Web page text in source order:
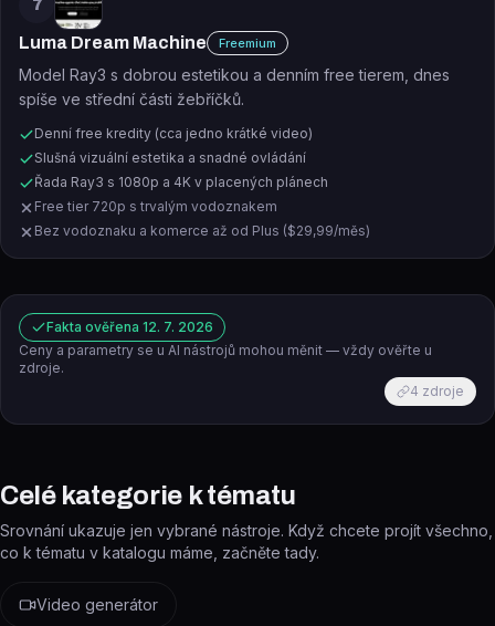
7
Luma Dream Machine Freemium
Model Ray3 s dobrou estetikou a denním free tierem, dnes
spíše ve střední části žebříčků.
Denní free kredity (cca jedno krátké video)
Slušná vizuální estetika a snadné ovládání
Řada Ray3 s 1080p a 4K v placených plánech
Free tier 720p s trvalým vodoznakem
Bez vodoznaku a komerce až od Plus ($29,99/měs)
Fakta ověřena 12. 7. 2026
Ceny a parametry se u AI nástrojů mohou měnit — vždy ověřte u
zdroje.
4 zdroje
Celé kategorie k tématu
Srovnání ukazuje jen vybrané nástroje. Když chcete projít všechno,
co k tématu v katalogu máme, začněte tady.
Video generátor